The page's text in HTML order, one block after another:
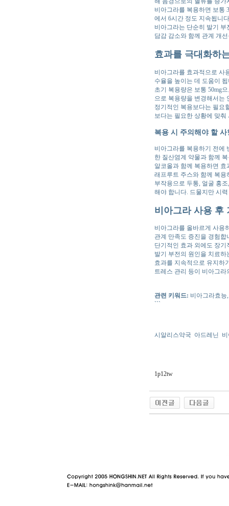
비아그라를 복용하면 보통
에서 6시간 정도 지속됩니
비아그라는 단순히 발기
담감 감소와 함께 관계 개
효과를 극대화하
비아그라를 효과적으로 사
수율을 높이는 데 도움이
초기 복용량은 보통 50mg
으로 복용량을 변경해서는
정기적인 복용보다는 필요
보다는 필요한 상황에 맞
복용 시 주의해야 할 사
비아그라를 복용하기 전에
한 질산염계 약물과 함께
알코올과 함께 복용하면
래프루트 주스와 함께 복
부작용으로 두통, 얼굴 홍
해야 합니다. 드물지만 시
비아그라 사용 후
비아그라를 올바르게 사용
관계 만족도 증진을 경험
단기적인 효과 외에도 장
발기 부전의 원인을 치료
효과를 지속적으로 유지하
트레스 관리 등이 비아그
관련 키워드: 비아그라효능
```
시알리스약국 아드레닌
1p12tw